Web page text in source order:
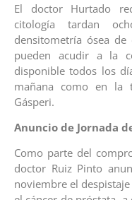
El doctor Hurtado
citología tardan
densitometría ósea de
pueden acudir a la
disponible todos los
mañana como en la
Gásperi.
Anuncio de Jornada
Como parte del
doctor Ruiz Pinto
noviembre el